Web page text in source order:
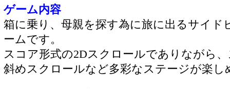
ゲーム内容
箱に乗り、母親を探す為に旅に出るサイ
ームです。
スコア形式の2Dスクロールでありながら
斜めスクロールなど多彩なステージが楽し